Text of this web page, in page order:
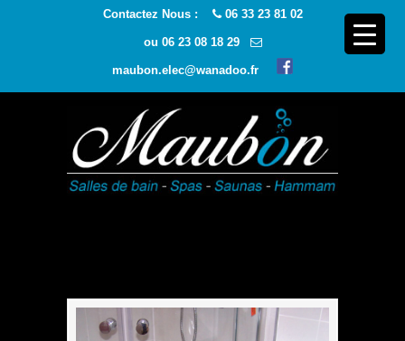
Contactez Nous : 06 33 23 81 02
ou 06 23 08 18 29
maubon.elec@wanadoo.fr